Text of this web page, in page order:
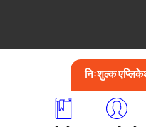
निःशुल्क